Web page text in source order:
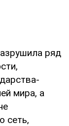
ряд
мира, а
сеть,